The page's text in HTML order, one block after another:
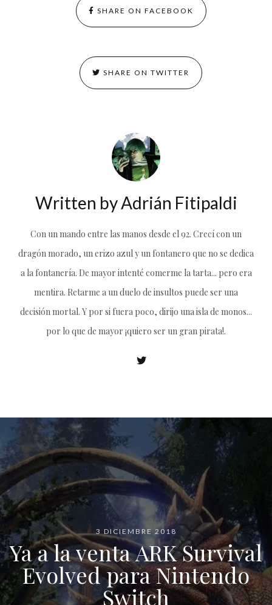
SHARE ON FACEBOOK
SHARE ON TWITTER
Written byAdrián Fitipaldi
Con un mando entre las manos desde el 92. Crecí con un
dragón morado, un erizo azul y un fontanero que no se dedica
a la fontanería. De mayor intenté comerme la tarta... pero era
mentira. Retarme a un duelo de insultos puede ser una
decisión mortal. Y por si fuera poco, dirijo una isla de monos...
por lo que de mayor ¡quiero ser un gran pirata!.
3 DICIEMBRE 2018
Ya a la venta ARK Survival
Evolved para Nintendo
Switch